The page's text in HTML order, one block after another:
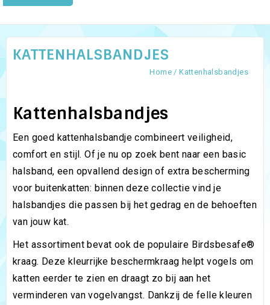
KATTENHALSBANDJES
Home/Kattenhalsbandjes
Kattenhalsbandjes
Een goed kattenhalsbandje combineert veiligheid,
comfort en stijl. Of je nu op zoek bent naar een basic
halsband, een opvallend design of extra bescherming
voor buitenkatten: binnen deze collectie vind je
halsbandjes die passen bij het gedrag en de behoeften
van jouw kat.
Het assortiment bevat ook de populaire Birdsbesafe®
kraag. Deze kleurrijke beschermkraag helpt vogels om
katten eerder te zien en draagt zo bij aan het
verminderen van vogelvangst. Dankzij de felle kleuren